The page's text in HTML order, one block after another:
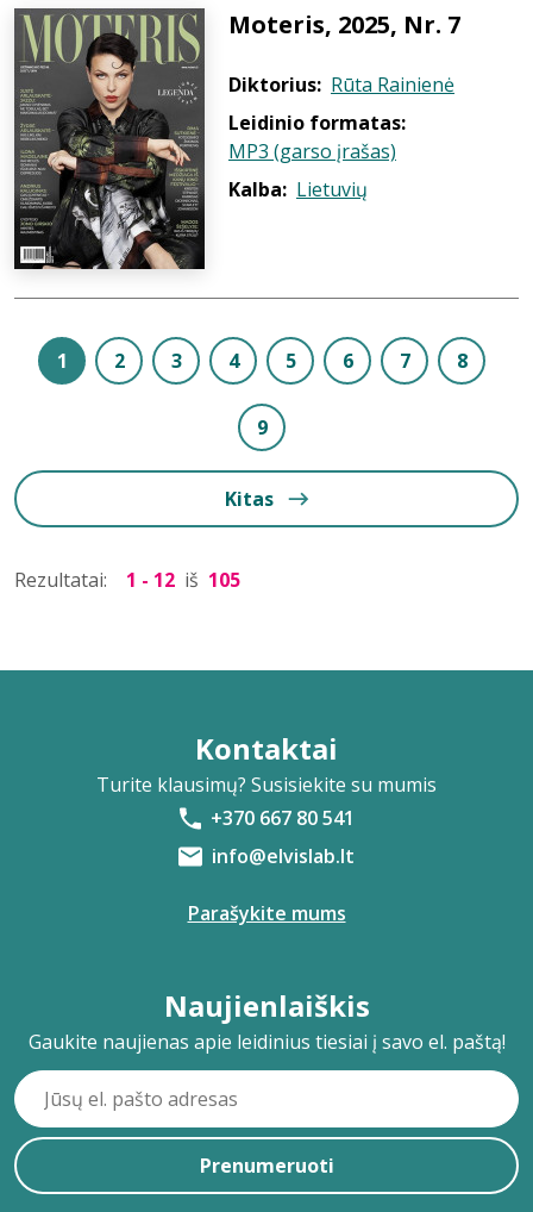
Moteris, 2025, Nr. 7
Diktorius: Rūta Rainienė
Leidinio formatas:
MP3 (garso įrašas)
Kalba: Lietuvių
1 2 3 4 5 6 7 8
9
Kitas
Rezultatai: 1 - 12 iš 105
Kontaktai
Turite klausimų? Susisiekite su mumis
+370 667 80 541
info@elvislab.lt
Parašykite mums
Naujienlaiškis
Gaukite naujienas apie leidinius tiesiai į savo el. paštą!
Prenumeruoti